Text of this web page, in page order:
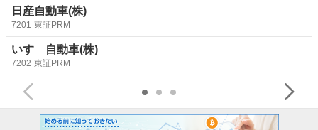
日産自動車(株)
7201 東証PRM
いすゞ自動車(株)
7202 東証PRM